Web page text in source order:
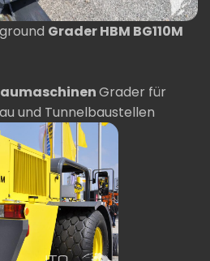
Grader HBM BG110M
Grader für
und Tunnelbaustellen